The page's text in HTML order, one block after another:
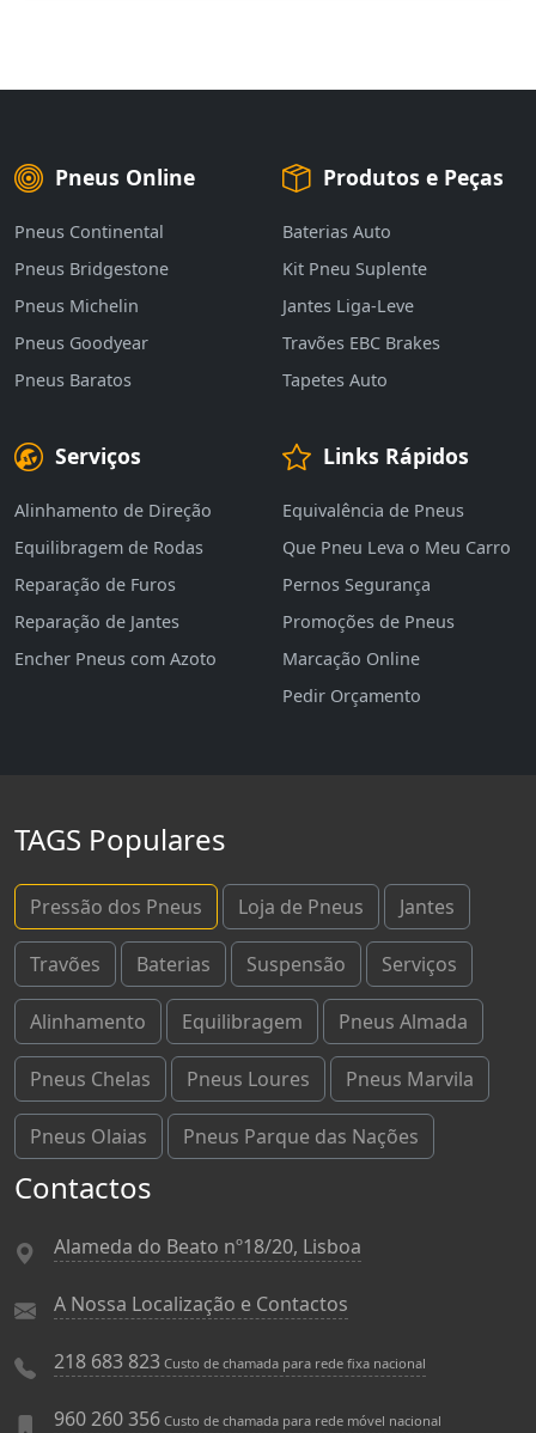
Pneus Online
Pneus Continental
Pneus Bridgestone
Pneus Michelin
Pneus Goodyear
Pneus Baratos
Produtos e Peças
Baterias Auto
Kit Pneu Suplente
Jantes Liga-Leve
Travões EBC Brakes
Tapetes Auto
Serviços
Alinhamento de Direção
Equilibragem de Rodas
Reparação de Furos
Reparação de Jantes
Encher Pneus com Azoto
Links Rápidos
Equivalência de Pneus
Que Pneu Leva o Meu Carro
Pernos Segurança
Promoções de Pneus
Marcação Online
Pedir Orçamento
TAGS Populares
Pressão dos Pneus Loja de Pneus Jantes
Travões Baterias Suspensão Serviços
Alinhamento Equilibragem Pneus Almada
Pneus Chelas Pneus Loures Pneus Marvila
Pneus Olaias Pneus Parque das Nações
Contactos
Alameda do Beato nº18/20, Lisboa
A Nossa Localização e Contactos
218 683 823 Custo de chamada para rede fixa nacional
960 260 356 Custo de chamada para rede móvel nacional